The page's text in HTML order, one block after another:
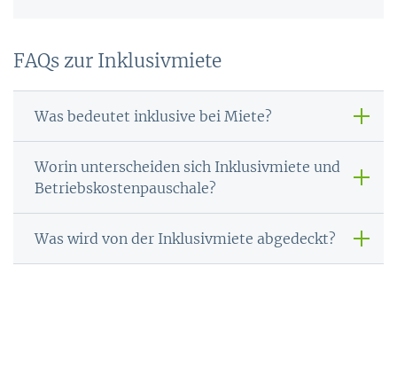
FAQs zur Inklusivmiete
Was bedeutet inklusive bei Miete?
Worin unterscheiden sich Inklusivmiete und
Betriebskostenpauschale?
Was wird von der Inklusivmiete abgedeckt?